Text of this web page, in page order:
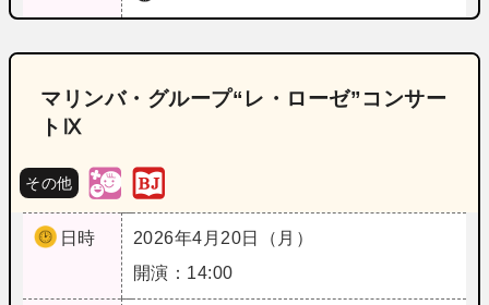
マリンバ・グループ“レ・ローゼ”コンサー
トⅨ
その他
日時
2026年4月20日（月）
開演：14:00